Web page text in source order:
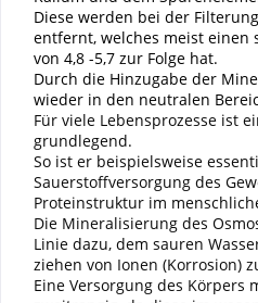
Diese werden bei der
entfernt, welches meist einen
von 4,8 -5,7 zur Folge hat.
Durch die Hinzugabe der
wieder in den neutralen
Für viele Lebensprozesse ist
grundlegend.
So ist er beispielsweise
Sauerstoffversorgung des
Proteinstruktur im
Die Mineralisierung des
Linie dazu, dem sauren
ziehen von Ionen (Korrosion)
Eine Versorgung des